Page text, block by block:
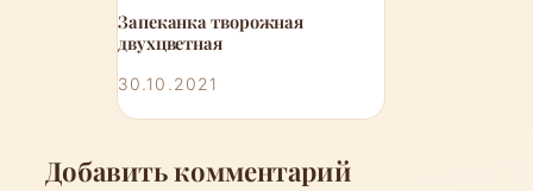
Запеканка творожная
двухцветная
30.10.2021
Добавить комментарий